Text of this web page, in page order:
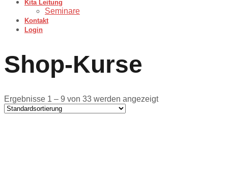
Kita Leitung
Seminare
Kontakt
Login
Shop-Kurse
Ergebnisse 1 – 9 von 33 werden angezeigt